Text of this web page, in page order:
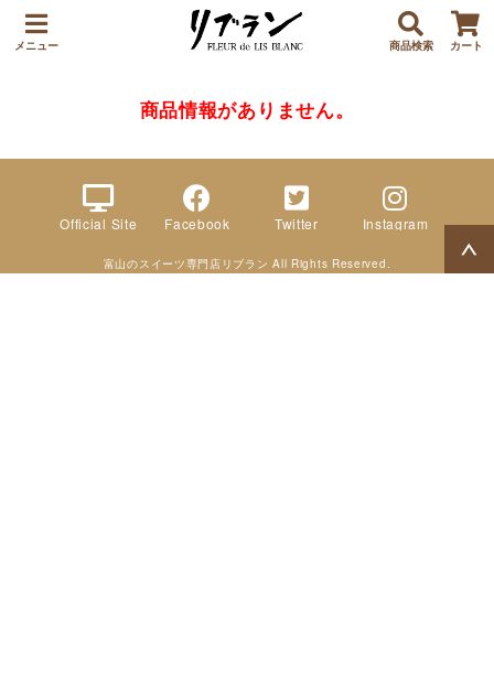
メニュー 商品検索 カート
商品情報がありません。
Official Site Facebook Twitter Instagram
富山のスイーツ専門店リブラン All Rights Reserved.